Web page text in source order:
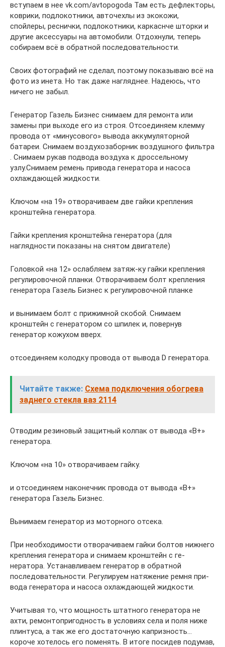
вступаем в нее vk.com/avtopogoda Там есть дефлекторы,
коврики, подлокотники, авточехлы из экокожи,
спойлеры, реснички, подлокотники, каркаснче шторки и
другие аксессуары на автомобили. Отдохнули, теперь
собираем всё в обратной последовательности.
Своих фотографий не сделал, поэтому показываю всё на
фото из инета. Но так даже нагляднее. Надеюсь, что
ничего не забыл.
Генератор Газель Бизнес снимаем для ремонта или
замены при выходе его из строя. Отсоединяем клемму
провода от «минусового» вывода аккумуля­торной
батареи. Снимаем воздухозаборник воздуш­ного фильтра
. Снимаем рукав подвода воздуха к дроссельному
узлу.Снимаем ремень привода генератора и насоса
охлаждающей жидкости.
Ключом «на 19» отворачиваем две гайки крепления
кронштейна генератора.
Гайки крепления кронштейна гене­ратора (для
наглядности показаны на снятом двигателе)
Головкой «на 12» ослабляем затяж-ку гайки крепления
регулировочной планки. Отворачиваем болт крепления
ге­нератора Газель Бизнес к регулировочной планке
и вынимаем болт с прижимной скобой. Снимаем
кронштейн с генератором со шпилек и, повернув
генератор ко­жухом вверх.
отсоединяем колодку провода от вывода D генератора.
Читайте также: Схема подключения обогрева
заднего стекла ваз 2114
Отводим резиновый защитный кол­пак от вывода «В+»
генератора.
Ключом «на 10» отворачиваем гай­ку.
и отсоединяем наконечник прово­да от вывода «В+»
генератора Газель Бизнес.
Вынимаем генератор из моторного отсека.
При необходимости отворачиваем гайки болтов нижнего
крепления генератора и снимаем кронштейн с ге­
нератора. Устанавливаем генератор в обрат­ной
последовательности. Регулируем натяжение ремня при­
вода генератора и насоса охлаж­дающей жидкости.
Учитывая то, что мощность штатного генератора не
ахти, ремонтопригодность в условиях села и поля ниже
плинтуса, а так же его достаточную капризность…
короче хотелось его поменять. В итоге посидев подумав,